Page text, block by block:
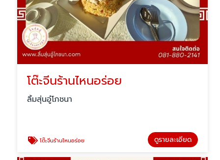
โต๊ะจีนร้านไหนอร่อย
ลิ้มสุ่นอู๋โภชนา
โต๊ะจีนร้านไหนอร่อย ดูรายละเอียด